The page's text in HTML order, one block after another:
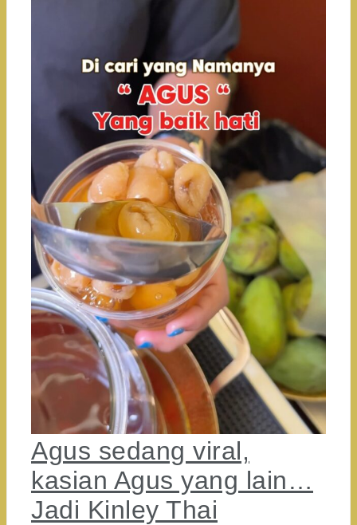
Agus sedang viral,
kasian Agus yang lain…
Jadi Kinley Thai